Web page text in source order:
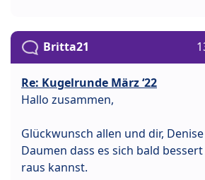
Britta21
Re: Kugelrunde März ‘22
Hallo zusammen,
Glückwunsch allen und dir,
Daumen dass es sich bald
raus kannst.